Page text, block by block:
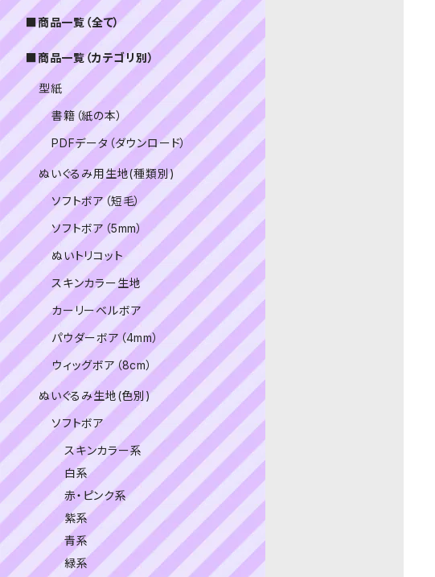
■商品一覧（全て）
■商品一覧（カテゴリ別）
型紙
書籍（紙の本）
PDFデータ（ダウンロード）
ぬいぐるみ用生地(種類別)
ソフトボア（短毛）
ソフトボア（5mm）
ぬいトリコット
スキンカラー生地
カーリーベルボア
パウダーボア（4mm）
ウィッグボア（8cm）
ぬいぐるみ生地(色別)
ソフトボア
スキンカラー系
白系
赤・ピンク系
紫系
青系
緑系